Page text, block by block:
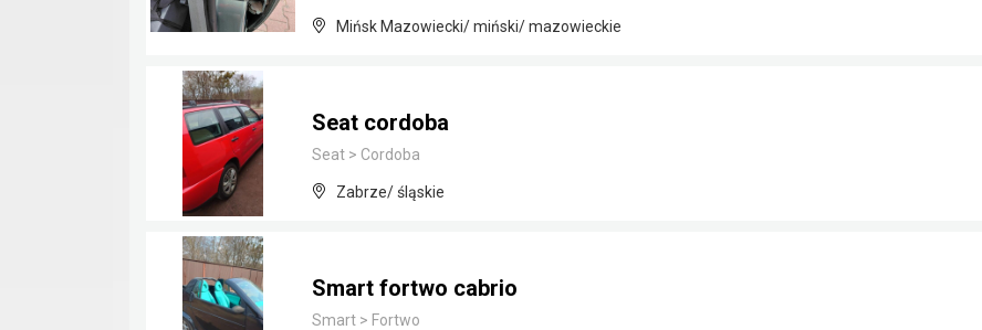
Mińsk Mazowiecki/ miński/ mazowieckie
Seat cordoba
Seat > Cordoba
Zabrze/ śląskie
Smart fortwo cabrio
Smart > Fortwo